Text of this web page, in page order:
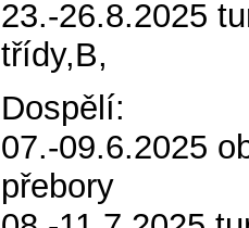
23.-26.8.2025
třídy,B,
Dospělí:
07.-09.6.2025
přebory